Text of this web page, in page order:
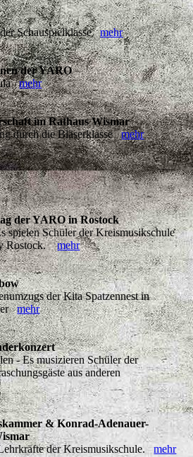
Schauspielklassemehr
der YARO
mehr
im Rathaus Wismar
durch die Bläserklassemehr
der YARO in Rostock
spielen Schüler der Kreismusikschule
Rostock.mehr
der Kita Spatzennest in
mehr
- Es musizieren Schüler der
aus anderen
& Konrad-Adenauer-
der Kreismusikschule.mehr